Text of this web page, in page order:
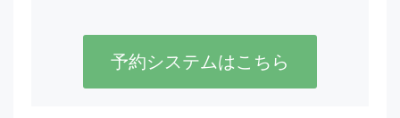
予約システムはこちら